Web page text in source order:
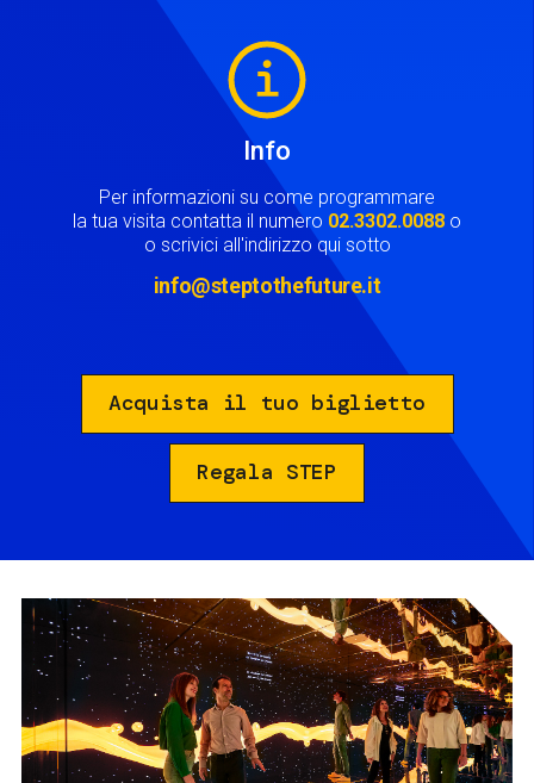
Info
Per informazioni su come programmare
la tua visita contatta il numero 02.3302.0088 o
o scrivici all'indirizzo qui sotto
info@steptothefuture.it
Acquista il tuo biglietto
Regala STEP